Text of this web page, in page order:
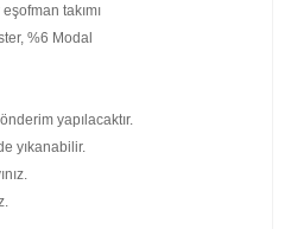
takımı
%6 Modal
yapılacaktır.
yıkanabilir.